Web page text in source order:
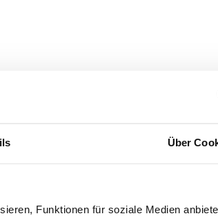
Über
Funktionen für soziale Medien